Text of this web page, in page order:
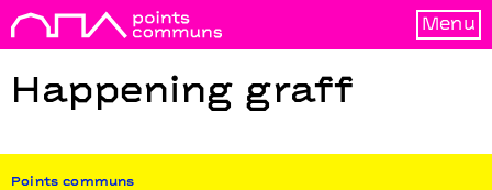
Menu
Happening graff
Points communs